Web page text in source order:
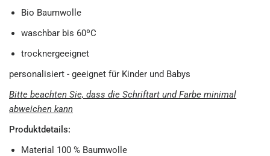
Bio Baumwolle
waschbar bis 60ºC
trocknergeeignet
personalisiert - geeignet für Kinder und Babys
Bitte beachten Sie, dass die Schriftart und Farbe minimal
abweichen kann
Produktdetails:
Material 100 % Baumwolle